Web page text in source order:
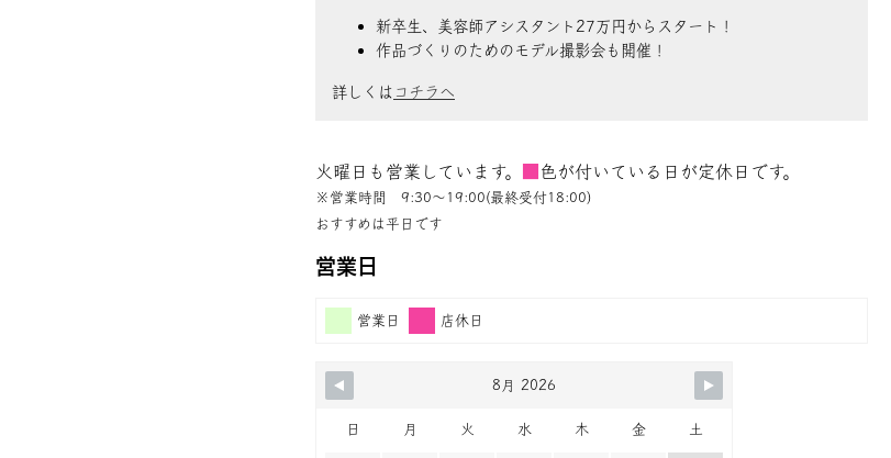
新卒生、美容師アシスタント27万円からスタート！
作品づくりのためのモデル撮影会も開催！
詳しくは コチラへ
火曜日も営業しています。 色が付いている日が定休日です。
※営業時間 9:30〜19:00(最終受付18:00)
おすすめは平日です
営業日
営業日 店休日
8月 2026
日 月 火 水 木 金 土